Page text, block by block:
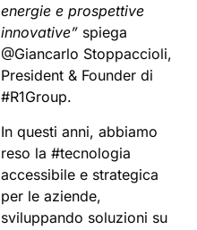
energie e prospettive
innovative” spiega
@Giancarlo Stoppaccioli,
President & Founder di
#R1Group.
In questi anni, abbiamo
reso la #tecnologia
accessibile e strategica
per le aziende,
sviluppando soluzioni su